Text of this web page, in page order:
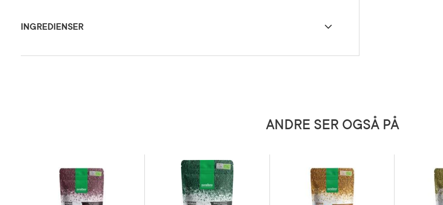
Næringsinnhold pr 100 g: Energi 1350,8
(102,14%*), magnesium 470 mg (125,89%*), jern
Oppbevaringsbetingelser Rom (15-25 grader)
INGREDIENSER
ANDRE SER OGSÅ PÅ